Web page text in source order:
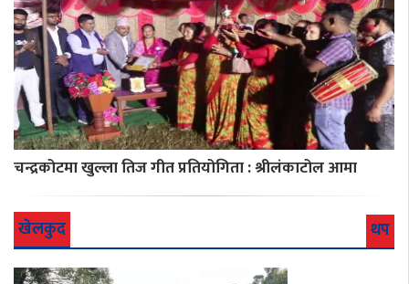
चन्द्रकोटमा खुल्ला तिज गीत प्रतियोगिता : श्रीलंकाटोल आमा
खेलकुद थप